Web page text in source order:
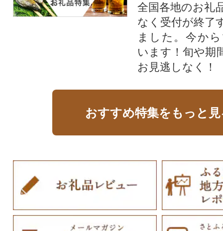
全国各地のお礼
なく受付が終了
ました。今か
います！旬や期
お見逃しなく！
おすすめ特集をもっと